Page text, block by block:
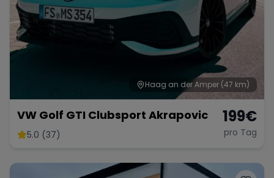
Haag an der Amper (47 km)
VW Golf GTI Clubsport Akrapovic
5.0 (37)
199€
pro Tag